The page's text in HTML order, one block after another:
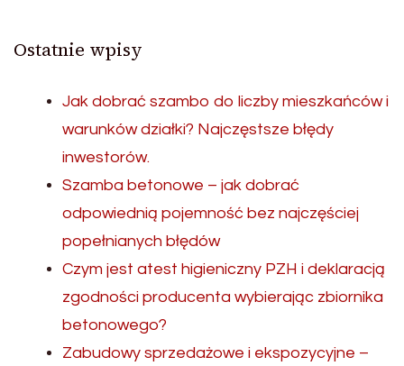
Ostatnie wpisy
Jak dobrać szambo do liczby mieszkańców i
warunków działki? Najczęstsze błędy
inwestorów.
Szamba betonowe – jak dobrać
odpowiednią pojemność bez najczęściej
popełnianych błędów
Czym jest atest higieniczny PZH i deklaracją
zgodności producenta wybierając zbiornika
betonowego?
Zabudowy sprzedażowe i ekspozycyjne –